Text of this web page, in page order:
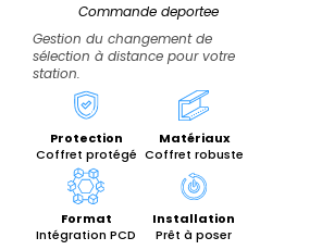
Commande deportee
Gestion du changement de
sélection à distance pour votre
station.
Protection
Coffret protégé
Matériaux
Coffret robuste
Format
Intégration PCD
Installation
Prêt à poser